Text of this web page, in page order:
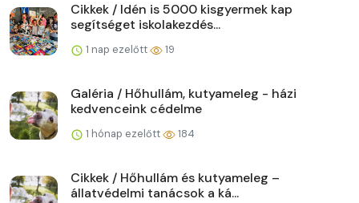
Cikkek / Idén is 5000 kisgyermek kap
segítséget iskolakezdés...
1 nap ezelőtt 19
Galéria / Hőhullám, kutyameleg - házi
kedvenceink cédelme
1 hónap ezelőtt 184
Cikkek / Hőhullám és kutyameleg –
állatvédelmi tanácsok a ká...